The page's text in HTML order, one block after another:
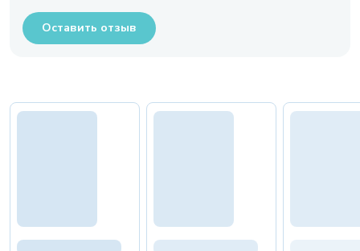
Оставить отзыв